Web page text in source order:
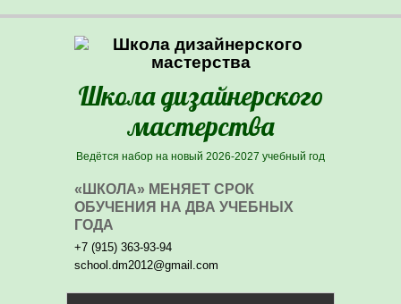
Школа дизайнерского
мастерства
Ведётся набор на новый 2026-2027 учебный год
«ШКОЛА» МЕНЯЕТ СРОК
ОБУЧЕНИЯ НА ДВА УЧЕБНЫХ
ГОДА
+7 (915) 363-93-94
school.dm2012@gmail.com